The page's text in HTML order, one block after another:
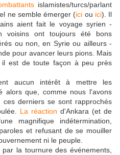
islamistes/turcs/parlant
ne semble émerger (ici ou ici). Il
aient fait le voyage syrien -
voisins ont toujours été bons
ou non, en Syrie ou ailleurs -
pour avancer leurs pions. Mais
est de toute façon à peu près
aucun intérêt à mettre les
alors que, comme nous l'avons
, ces derniers se sont rapprochés
La réaction d'Ankara (et de
magnifique indétermination,
et refusant de se mouiller
ni le peuple.
la tournure des événements,